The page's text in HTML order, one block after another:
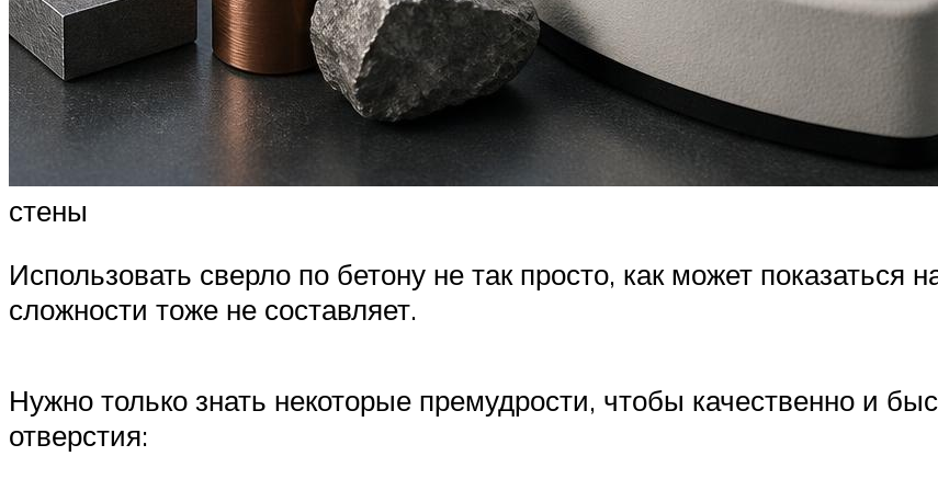
стены
Использовать сверло по бетону не так просто, как может
сложности тоже не составляет.
Нужно только знать некоторые премудрости, чтобы качественно и
отверстия: